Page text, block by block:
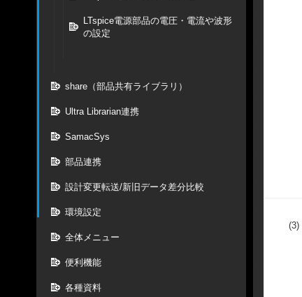
LTspice電源部品の電圧・電流や波形
の設定
share（部品共有ライブラリ）
Ultra Librarian連携
SamacSys
部品連携
設計変更転送/新旧データ差分比較
環境設定
全体メニュー
便利機能
各種資料
(3)